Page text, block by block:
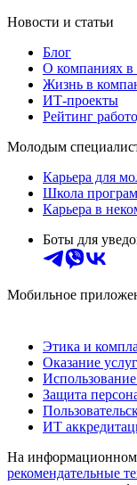
Новости и статьи
Блог
О компаниях в
Жизнь в
ИТ-проекты
Рейтинг
Молодым
Карьера для
Школа
Карьера в
Боты для
Мобильное
Этика и
Оказание услуг
Защита
ИТ
На информационном
рекомендательные